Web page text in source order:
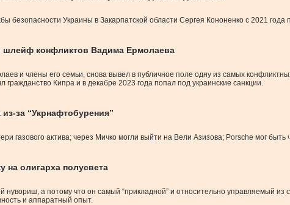
безопасности Украины в Закарпатской области Сергея Кононенко с 2021
конфликтов Вадима Ермолаева
и члены его семьи, снова вывел в публичное поле одну из самых
гражданство Кипра и в декабре 2023 года попал под украинские санкции.
за “Укрнафтобурения”
газового актива; через Мичко могли выйти на Вели Азизова; Porsche мог
на олигарха полусвета
нувориш, а потому что он самый “прикладной” и относительно управляемый
и аппаратный опыт.